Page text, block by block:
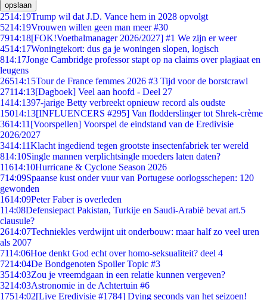
opslaan
2514:19Trump wil dat J.D. Vance hem in 2028 opvolgt
5214:19Vrouwen willen geen man meer #30
7914:18[FOK!Voetbalmanager 2026/2027] #1 We zijn er weer
4514:17Woningtekort: dus ga je woningen slopen, logisch
814:17Jonge Cambridge professor stapt op na claims over plagiaat en
leugens
26514:15Tour de France femmes 2026 #3 Tijd voor de borstcrawl
27114:13[Dagboek] Veel aan hoofd - Deel 27
1414:1397-jarige Betty verbreekt opnieuw record als oudste
15014:13[INFLUENCERS #295] Van flodderslinger tot Shrek-crème
3614:11 [Voorspellen] Voorspel de eindstand van de Eredivisie
2026/2027
3414:11Klacht ingediend tegen grootste insectenfabriek ter wereld
814:10Single mannen verplichtsingle moeders laten daten?
11614:10Hurricane & Cyclone Season 2026
714:09Spaanse kust onder vuur van Portugese oorlogsschepen: 120
gewonden
1614:09Peter Faber is overleden
114:08Defensiepact Pakistan, Turkije en Saudi-Arabië bevat art.5
clausule?
2614:07Techniekles verdwijnt uit onderbouw: maar half zo veel uren
als 2007
7114:06Hoe denkt God echt over homo-seksualiteit? deel 4
7214:04De Bondgenoten Spoiler Topic #3
3514:03Zou je vreemdgaan in een relatie kunnen vergeven?
3214:03Astronomie in de Achtertuin #6
17514:02[Live Eredivisie #1784] Dying seconds van het seizoen!